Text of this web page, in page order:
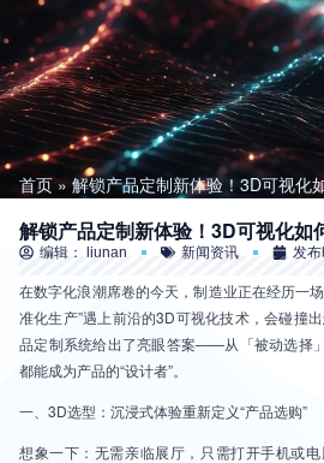
首页 解锁产品定制新体验！3D可视化
解锁产品定制新体验！3D可视化如
编辑： liunan 新闻资讯 发布
在数字化浪潮席卷的今天，制造业正在经历一
准化生产”遇上前沿的3D可视化技术，会碰撞
品定制系统给出了亮眼答案——从「被动选择
都能成为产品的“设计者”。
一、3D选型：沉浸式体验重新定义“产品选购”
想象一下：无需亲临展厅，只需打开手机或